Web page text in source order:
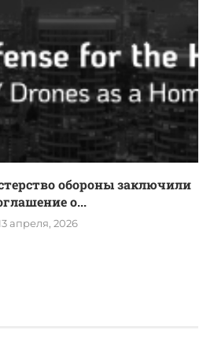
обороны заключили
о...
апреля, 2026